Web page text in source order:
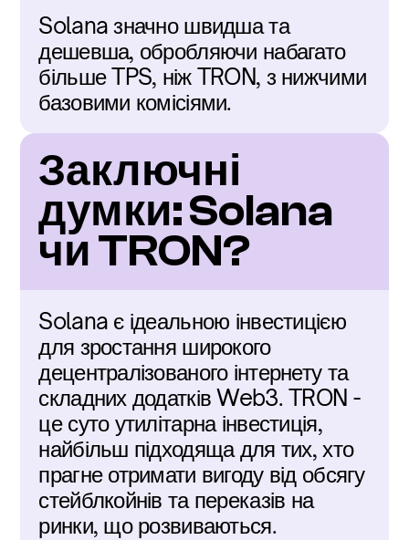
Solana значно швидша та
дешевша, обробляючи набагато
більше TPS, ніж TRON, з нижчими
базовими комісіями.
Заключні
думки: Solana
чи TRON?
Solana є ідеальною інвестицією
для зростання широкого
децентралізованого інтернету та
складних додатків Web3. TRON -
це суто утилітарна інвестиція,
найбільш підходяща для тих, хто
прагне отримати вигоду від обсягу
стейблкойнів та переказів на
ринки, що розвиваються.